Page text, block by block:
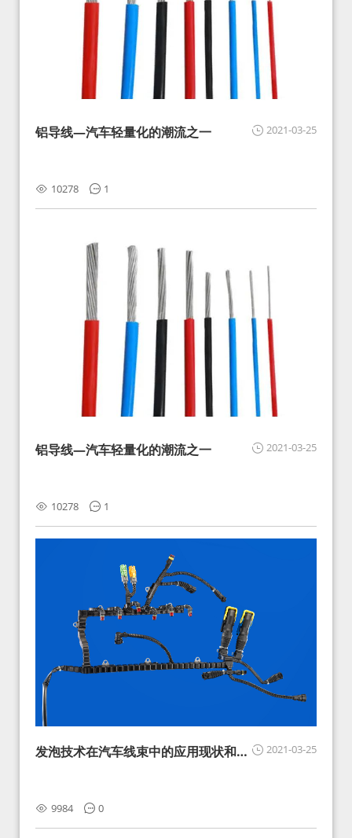
2021-03-25
铝导线—汽车轻量化的潮流之一
10278 1
2021-03-25
铝导线—汽车轻量化的潮流之一
10278 1
2021-03-25
发泡技术在汽车线束中的应用现状和展
9984 0